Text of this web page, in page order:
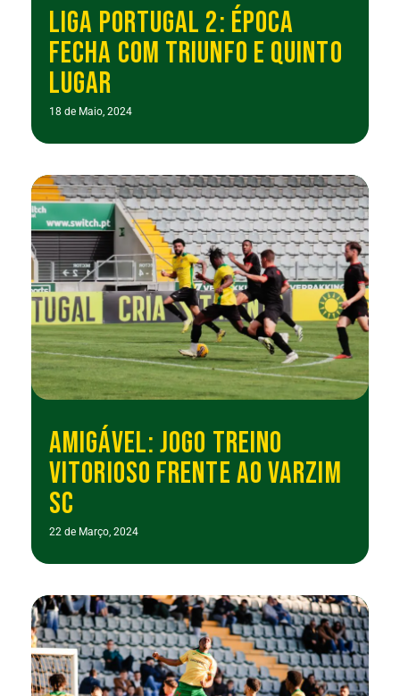
LIGA PORTUGAL 2: ÉPOCA
FECHA COM TRIUNFO E QUINTO
LUGAR
18 de Maio, 2024
AMIGÁVEL: JOGO TREINO
VITORIOSO FRENTE AO VARZIM
SC
22 de Março, 2024